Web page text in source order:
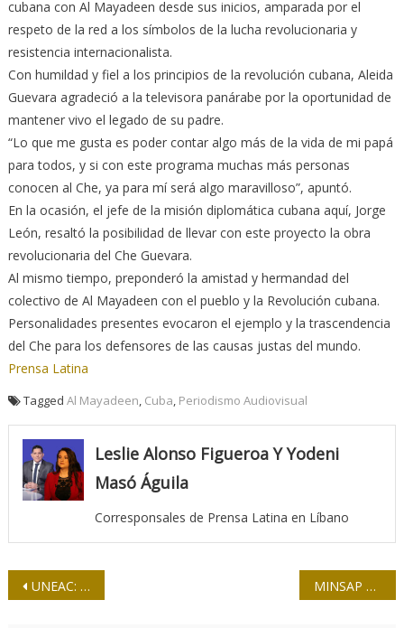
cubana con Al Mayadeen desde sus inicios, amparada por el
respeto de la red a los símbolos de la lucha revolucionaria y
resistencia internacionalista.
Con humildad y fiel a los principios de la revolución cubana, Aleida
Guevara agradeció a la televisora panárabe por la oportunidad de
mantener vivo el legado de su padre.
“Lo que me gusta es poder contar algo más de la vida de mi papá
para todos, y si con este programa muchas más personas
conocen al Che, ya para mí será algo maravilloso”, apuntó.
En la ocasión, el jefe de la misión diplomática cubana aquí, Jorge
León, resaltó la posibilidad de llevar con este proyecto la obra
revolucionaria del Che Guevara.
Al mismo tiempo, preponderó la amistad y hermandad del
colectivo de Al Mayadeen con el pueblo y la Revolución cubana.
Personalidades presentes evocaron el ejemplo y la trascendencia
del Che para los defensores de las causas justas del mundo.
Prensa Latina
Tagged Al Mayadeen, Cuba, Periodismo Audiovisual
Leslie Alonso Figueroa Y Yodeni
Masó Águila
Corresponsales de Prensa Latina en Líbano
Navegación
UNEAC: Denunciamos un nuevo ataque a la cultura cubana MINSAP y UPEC: salud en cuerpo y «arma»